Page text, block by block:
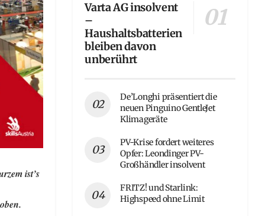
ist’s
Varta AG insolvent
–
Haushaltsbatterien
bleiben davon
unberührt
De’Longhi präsentiert die
neuen Pinguino GentleJet
Klimageräte
PV-Krise fordert weiteres
Opfer: Leondinger PV-
Großhändler insolvent
FRITZ! und Starlink:
Highspeed ohne Limit